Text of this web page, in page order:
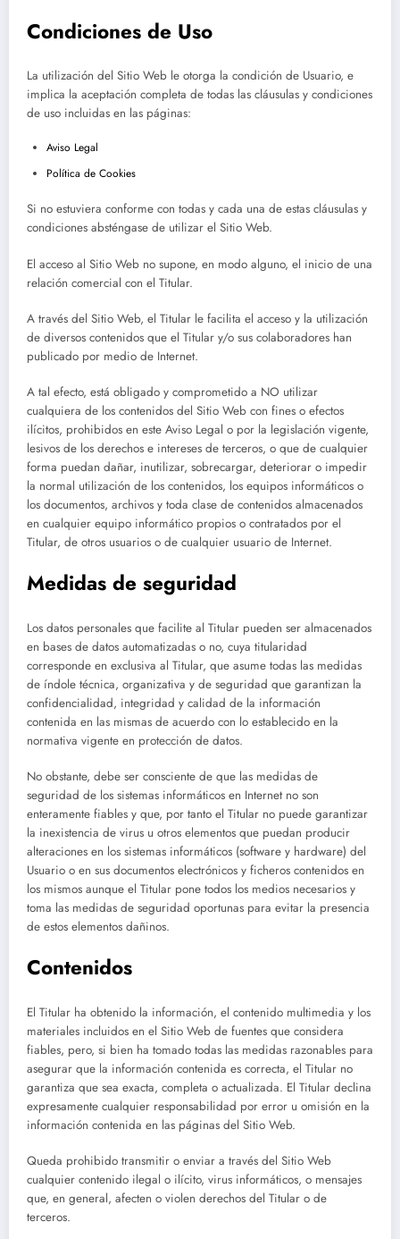
Condiciones de Uso
La utilización del Sitio Web le otorga la condición de Usuario, e
implica la aceptación completa de todas las cláusulas y condiciones
de uso incluidas en las páginas:
Aviso Legal
Política de Cookies
Si no estuviera conforme con todas y cada una de estas cláusulas y
condiciones absténgase de utilizar el Sitio Web.
El acceso al Sitio Web no supone, en modo alguno, el inicio de una
relación comercial con el Titular.
A través del Sitio Web, el Titular le facilita el acceso y la utilización
de diversos contenidos que el Titular y/o sus colaboradores han
publicado por medio de Internet.
A tal efecto, está obligado y comprometido a NO utilizar
cualquiera de los contenidos del Sitio Web con fines o efectos
ilícitos, prohibidos en este Aviso Legal o por la legislación vigente,
lesivos de los derechos e intereses de terceros, o que de cualquier
forma puedan dañar, inutilizar, sobrecargar, deteriorar o impedir
la normal utilización de los contenidos, los equipos informáticos o
los documentos, archivos y toda clase de contenidos almacenados
en cualquier equipo informático propios o contratados por el
Titular, de otros usuarios o de cualquier usuario de Internet.
Medidas de seguridad
Los datos personales que facilite al Titular pueden ser almacenados
en bases de datos automatizadas o no, cuya titularidad
corresponde en exclusiva al Titular, que asume todas las medidas
de índole técnica, organizativa y de seguridad que garantizan la
confidencialidad, integridad y calidad de la información
contenida en las mismas de acuerdo con lo establecido en la
normativa vigente en protección de datos.
No obstante, debe ser consciente de que las medidas de
seguridad de los sistemas informáticos en Internet no son
enteramente fiables y que, por tanto el Titular no puede garantizar
la inexistencia de virus u otros elementos que puedan producir
alteraciones en los sistemas informáticos (software y hardware) del
Usuario o en sus documentos electrónicos y ficheros contenidos en
los mismos aunque el Titular pone todos los medios necesarios y
toma las medidas de seguridad oportunas para evitar la presencia
de estos elementos dañinos.
Contenidos
El Titular ha obtenido la información, el contenido multimedia y los
materiales incluidos en el Sitio Web de fuentes que considera
fiables, pero, si bien ha tomado todas las medidas razonables para
asegurar que la información contenida es correcta, el Titular no
garantiza que sea exacta, completa o actualizada. El Titular declina
expresamente cualquier responsabilidad por error u omisión en la
información contenida en las páginas del Sitio Web.
Queda prohibido transmitir o enviar a través del Sitio Web
cualquier contenido ilegal o ilícito, virus informáticos, o mensajes
que, en general, afecten o violen derechos del Titular o de
terceros.